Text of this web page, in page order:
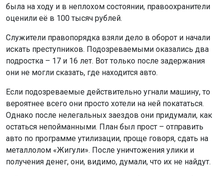
была на ходу и в неплохом состоянии, правоохранители
оценили её в 100 тысяч рублей.
Служители правопорядка взяли дело в оборот и начали
искать преступников. Подозреваемыми оказались два
подростка – 17 и 16 лет. Вот только после задержания
они не могли сказать, где находится авто.
Если подозреваемые действительно угнали машину, то
вероятнее всего они просто хотели на ней покататься.
Однако после нелегальных заездов они придумали, как
остаться непойманными. План был прост – отправить
авто по программе утилизации, проще говоря, сдать на
металлолом «Жигули». После уничтожения улики и
получения денег, они, видимо, думали, что их не найдут.